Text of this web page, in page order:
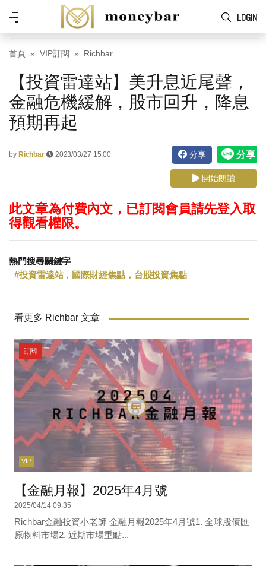
Skip to main content
LOGIN
功
表
首頁 VIP訂閱 Richbar
【投資雷達站】美升息近尾聲，
金融危機緩解，股市回升，降息
預期再起
by Richbar 2023/03/27 15:00 分享
開始朗讀
此文章為付費內文，已訂閱會員請先登入取
得觀看權限。
熱門搜尋關鍵字
投資雷達站，國際財經焦點，台股投資焦點
看更多 Richbar 文章
VIP
訂閱
【金融月報】2025年4月號
2025/04/14 09:35
Richbar金融投資小老師 金融月報2025年4月號1. 全球股債匯
原物料市場2. 近期市場重點...